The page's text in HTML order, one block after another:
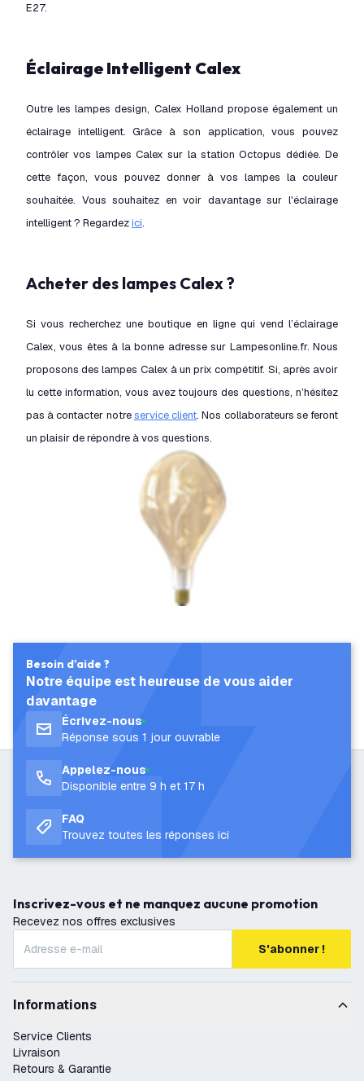
E27.
Éclairage Intelligent Calex
Outre les lampes design, Calex Holland propose également un
éclairage intelligent. Grâce à son application, vous pouvez
contrôler vos lampes Calex sur la station Octopus dédiée. De
cette façon, vous pouvez donner à vos lampes la couleur
souhaitée. Vous souhaitez en voir davantage sur l'éclairage
intelligent ? Regardezici.
Acheter des lampes Calex ?
Si vous recherchez une boutique en ligne qui vend l’éclairage
Calex, vous êtes à la bonne adresse sur Lampesonline.fr. Nous
proposons des lampes Calex à un prix compétitif. Si, après avoir
lu cette information, vous avez toujours des questions, n’hésitez
pas à contacter notreservice client. Nos collaborateurs se feront
un plaisir de répondre à vos questions.
Besoin d'aide ?
Notre équipe est heureuse de vous aider
davantage
Écrivez-nous
Réponse sous 1 jour ouvrable
Appelez-nous
Disponible entre 9 h et 17 h
FAQ
Trouvez toutes les réponses ici
Inscrivez-vous et ne manquez aucune promotion
Recevez nos offres exclusives
S'abonner !
Informations
Service Clients
Livraison
Retours & Garantie